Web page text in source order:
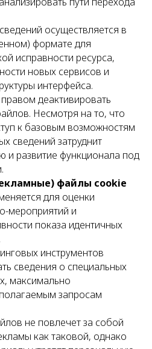
осуществляется в
формате для
исправности ресурса,
новых сервисов и
интерфейса.
деактивировать
Несмотря на то, что
к базовым возможностям
сведений затруднит
и развитие функционала под
файлы cookie
для оценки
мероприятий и
показа идентичных
инструментов
сведения о специальных
максимально
запросам
не повлечет за собой
как таковой, однако